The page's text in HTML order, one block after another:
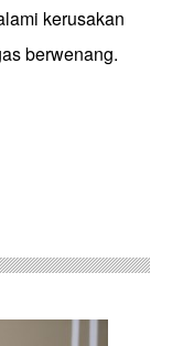
kerusakan
berwenang.